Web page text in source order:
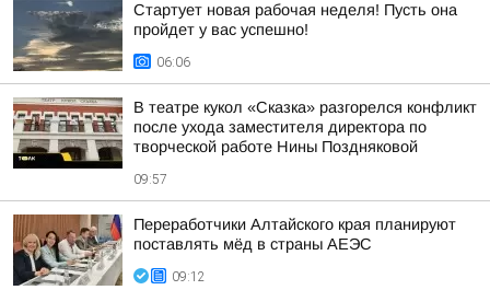
Стартует новая рабочая неделя! Пусть она
пройдет у вас успешно!
06:06
В театре кукол «Сказка» разгорелся конфликт
после ухода заместителя директора по
творческой работе Нины Поздняковой
09:57
Переработчики Алтайского края планируют
поставлять мёд в страны АЕЭС
09:12